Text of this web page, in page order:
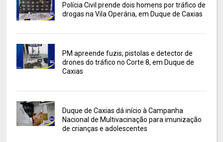
Polícia Civil prende dois homens por tráfico de
drogas na Vila Operária, em Duque de Caxias
PM apreende fuzis, pistolas e detector de
drones do tráfico no Corte 8, em Duque de
Caxias
Duque de Caxias dá início à Campanha
Nacional de Multivacinação para imunização
de crianças e adolescentes